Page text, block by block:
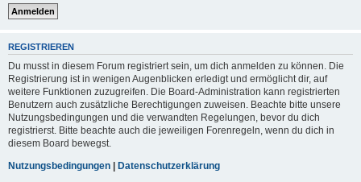
REGISTRIEREN
Du musst in diesem Forum registriert sein, um dich anmelden zu können. Die
Registrierung ist in wenigen Augenblicken erledigt und ermöglicht dir, auf
weitere Funktionen zuzugreifen. Die Board-Administration kann registrierten
Benutzern auch zusätzliche Berechtigungen zuweisen. Beachte bitte unsere
Nutzungsbedingungen und die verwandten Regelungen, bevor du dich
registrierst. Bitte beachte auch die jeweiligen Forenregeln, wenn du dich in
diesem Board bewegst.
Nutzungsbedingungen | Datenschutzerklärung